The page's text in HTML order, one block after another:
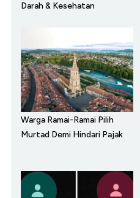
Darah & Kesehatan
Warga Ramai-Ramai Pilih
Murtad Demi Hindari Pajak